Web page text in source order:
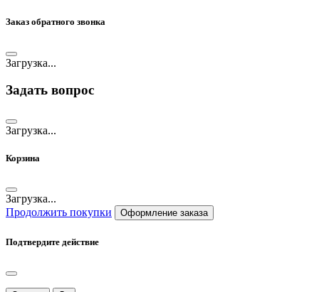
Заказ обратного звонка
Загрузка...
Задать вопрос
Загрузка...
Корзина
Загрузка...
Продолжить покупки
Оформление заказа
Подтвердите действие